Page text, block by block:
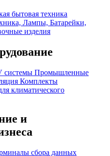
бытовая техника
Лампы, Батарейки,
изделия
системы Промышленные
Комплекты
климатического
и
сбора данных